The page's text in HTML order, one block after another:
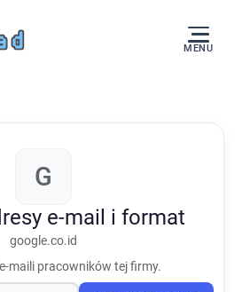
MENU
G
e-mail i format
google.co.id
maili pracowników tej firmy.